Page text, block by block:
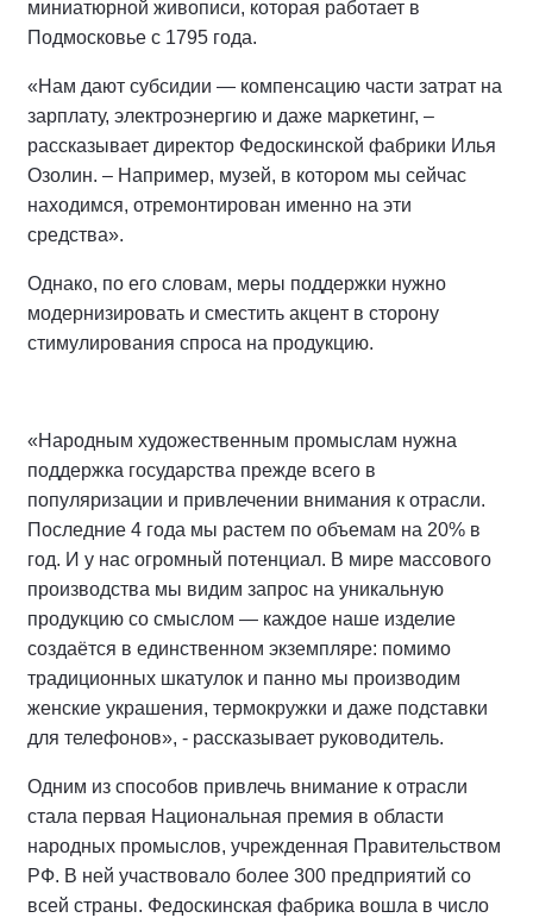
миниатюрной живописи, которая работает в
Подмосковье с 1795 года.
«Нам дают субсидии — компенсацию части затрат на
зарплату, электроэнергию и даже маркетинг, –
рассказывает директор Федоскинской фабрики Илья
Озолин. – Например, музей, в котором мы сейчас
находимся, отремонтирован именно на эти
средства».
Однако, по его словам, меры поддержки нужно
модернизировать и сместить акцент в сторону
стимулирования спроса на продукцию.
«Народным художественным промыслам нужна
поддержка государства прежде всего в
популяризации и привлечении внимания к отрасли.
Последние 4 года мы растем по объемам на 20% в
год. И у нас огромный потенциал. В мире массового
производства мы видим запрос на уникальную
продукцию со смыслом — каждое наше изделие
создаётся в единственном экземпляре: помимо
традиционных шкатулок и панно мы производим
женские украшения, термокружки и даже подставки
для телефонов», - рассказывает руководитель.
Одним из способов привлечь внимание к отрасли
стала первая Национальная премия в области
народных промыслов, учрежденная Правительством
РФ. В ней участвовало более 300 предприятий со
всей страны. Федоскинская фабрика вошла в число